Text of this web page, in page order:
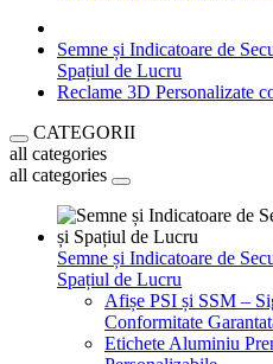
Semne și Indicatoare de
Spațiul de Lucru
Reclame 3D Personalizate
CATEGORII
all categories
all categories
Semne și Indicatoare de
Spațiul de Lucru
Afișe PSI și SSM –
Conformitate
Etichete Aluminiu